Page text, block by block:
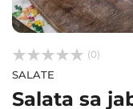


 (0)
SALATE
Salata sa